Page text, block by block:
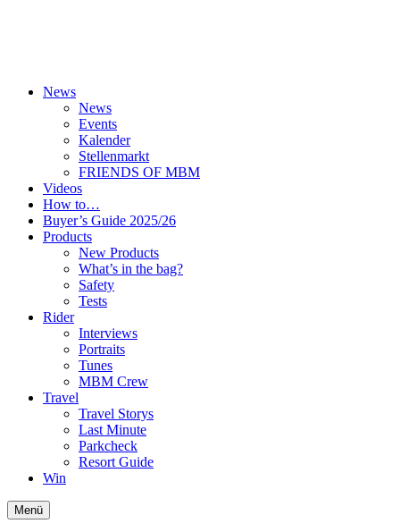
News
News
Events
Kalender
Stellenmarkt
FRIENDS OF MBM
Videos
How to…
Buyer’s Guide 2025/26
Products
New Products
What’s in the bag?
Safety
Tests
Rider
Interviews
Portraits
Tunes
MBM Crew
Travel
Travel Storys
Last Minute
Parkcheck
Resort Guide
Win
Menü